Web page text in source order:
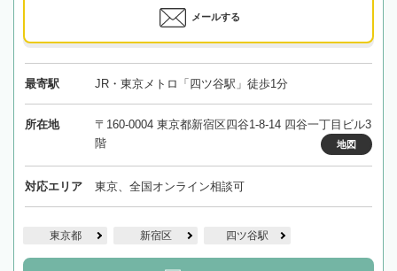
メールする
最寄駅 JR・東京メトロ「四ツ谷駅」徒歩1分
所在地
〒160-0004 東京都新宿区四谷1-8-14 四谷一丁目ビル3
階
地図
対応エリア 東京、全国オンライン相談可
東京都 新宿区 四ツ谷駅